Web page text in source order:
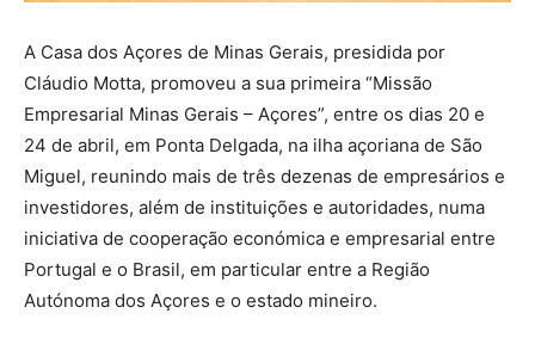
A Casa dos Açores de Minas Gerais, presidida por
Cláudio Motta, promoveu a sua primeira “Missão
Empresarial Minas Gerais – Açores”, entre os dias 20 e
24 de abril, em Ponta Delgada, na ilha açoriana de São
Miguel, reunindo mais de três dezenas de empresários e
investidores, além de instituições e autoridades, numa
iniciativa de cooperação económica e empresarial entre
Portugal e o Brasil, em particular entre a Região
Autónoma dos Açores e o estado mineiro.